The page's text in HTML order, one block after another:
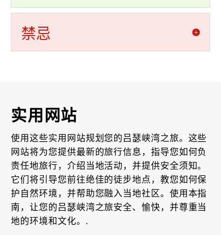
禁忌
实用网站
使用这些实用网站规划您的吕瑟峡湾之旅。这些
网站将为您提供最新的旅行信息，指导您如何负
责任地旅行，介绍当地活动，并提供安全须知。
它们将引导您前往绝佳的徒步地点，教您如何保
护自然环境，并帮助您融入当地社区。使用本指
南，让您的吕瑟峡湾之旅安全、愉快，并尊重当
地的环境和文化。.